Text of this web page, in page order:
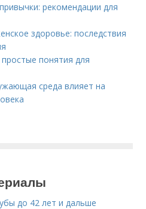
рекомендации для
здоровье: последствия
понятия для
среда влияет на
до 42 лет и дальше